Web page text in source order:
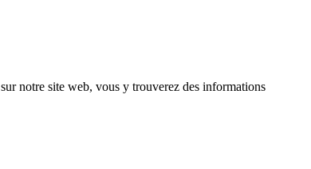
sur notre site web, vous y trouverez des informations